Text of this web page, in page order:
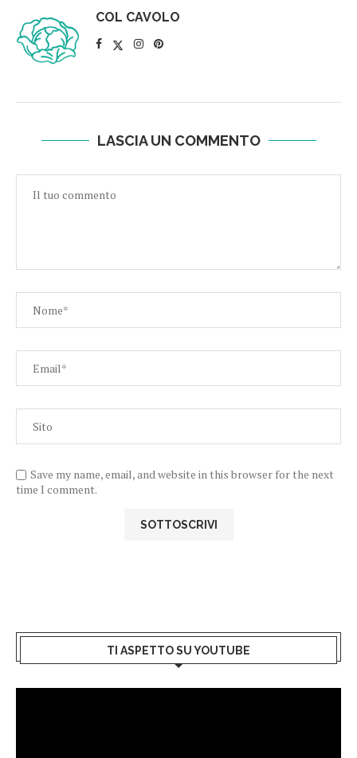
COL CAVOLO
LASCIA UN COMMENTO
Save my name, email, and website in this browser for the next
time I comment.
TI ASPETTO SU YOUTUBE